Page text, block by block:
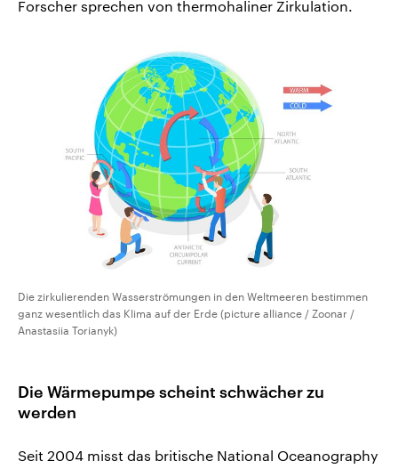
Forscher sprechen von thermohaliner Zirkulation.
Die zirkulierenden Wasserströmungen in den Weltmeeren bestimmen
ganz wesentlich das Klima auf der Erde (picture alliance / Zoonar /
Anastasiia Torianyk)
Die Wärmepumpe scheint schwächer zu
werden
Seit 2004 misst das britische National Oceanography